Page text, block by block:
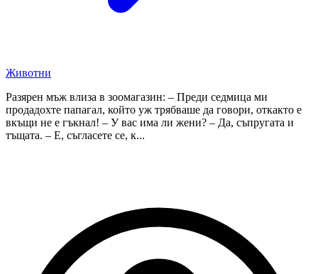
Животни
Разярен мъж влиза в зоомагазин: – Преди седмица ми
продадохте папагал, който уж трябваше да говори, откакто е
вкъщи не е гъкнал! – У вас има ли жени? – Да, съпругата и
тъщата. – Е, съгласете се, к...